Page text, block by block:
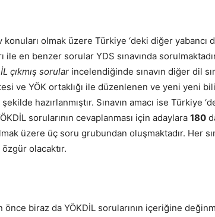
olmak üzere Türkiye ‘deki diğer yabancı
ile en benzer sorular YDS sınavında
çıkmış sorular incelendiğinde sınavın diğer dil
ve YÖK ortaklığı ile düzenlenen ve yeni yeni
hazırlanmıştır. Sınavın amacı ise Türkiye
sorularının cevaplanması için adaylara 180
üzere üç soru grubundan oluşmaktadır. Her
olacaktır.
önce biraz da YÖKDİL sorularının içeriğine